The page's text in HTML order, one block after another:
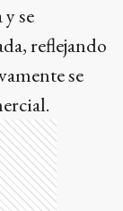
se
reflejando
se